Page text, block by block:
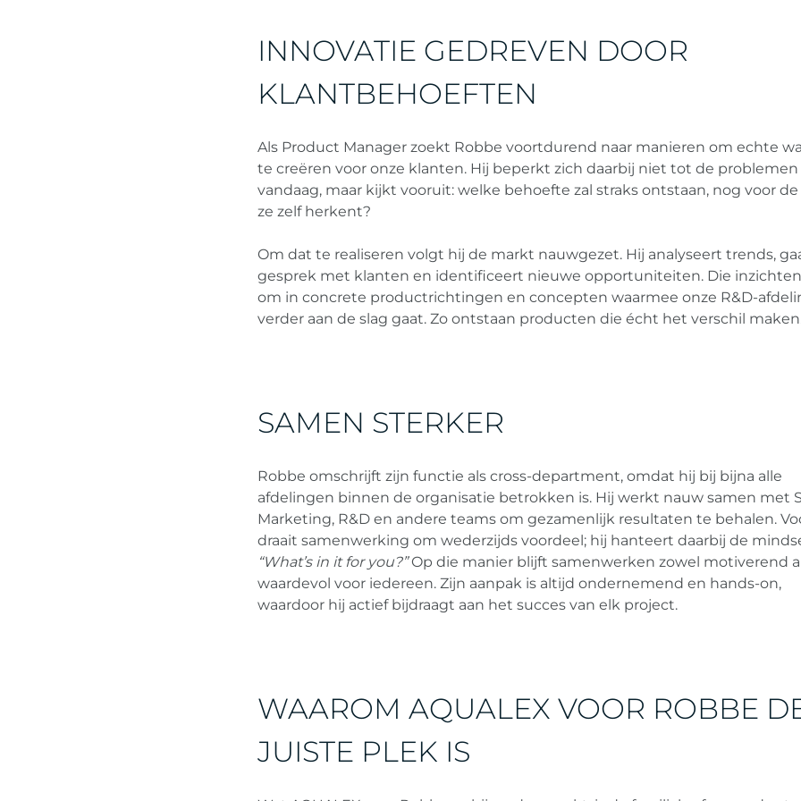
INNOVATIE GEDREVEN DOOR
KLANTBEHOEFTEN
Als Product Manager zoekt Robbe voortdurend naar manieren om echte
te creëren voor onze klanten. Hij beperkt zich daarbij niet tot de problemen
vandaag, maar kijkt vooruit: welke behoefte zal straks ontstaan, nog voor
ze zelf herkent?
Om dat te realiseren volgt hij de markt nauwgezet. Hij analyseert trends,
gesprek met klanten en identificeert nieuwe opportuniteiten. Die
om in concrete productrichtingen en concepten waarmee onze R&D-
verder aan de slag gaat. Zo ontstaan producten die écht het verschil
SAMEN STERKER
Robbe omschrijft zijn functie als cross-department, omdat hij bij bijna alle
afdelingen binnen de organisatie betrokken is. Hij werkt nauw samen met
Marketing, R&D en andere teams om gezamenlijk resultaten te behalen.
draait samenwerking om wederzijds voordeel; hij hanteert daarbij de
“What’s in it for you?”Op die manier blijft samenwerken zowel motiverend
waardevol voor iedereen. Zijn aanpak is altijd ondernemend en hands-on,
waardoor hij actief bijdraagt aan het succes van elk project.
WAAROM AQUALEX VOOR ROBBE
JUISTE PLEK IS